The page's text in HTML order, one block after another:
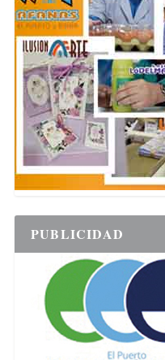
PUBLICIDAD